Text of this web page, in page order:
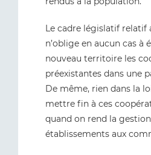
Le cadre législatif relatif
n’oblige en aucun cas à
nouveau territoire les
préexistantes dans une
De même, rien dans la
mettre fin à ces
quand on rend la
établissements aux